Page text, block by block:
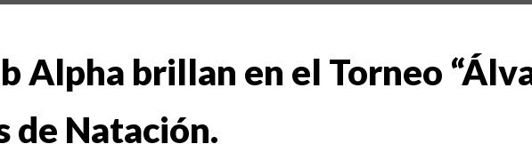
Alpha brillan en el Torneo
de Natación.